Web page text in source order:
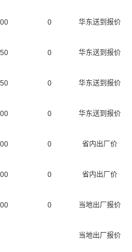
0 华东送到报价
0 华东送到报价
0 华东送到报价
0 华东送到报价
0 省内出厂价
0 省内出厂价
0 当地出厂报价
当地出厂报价